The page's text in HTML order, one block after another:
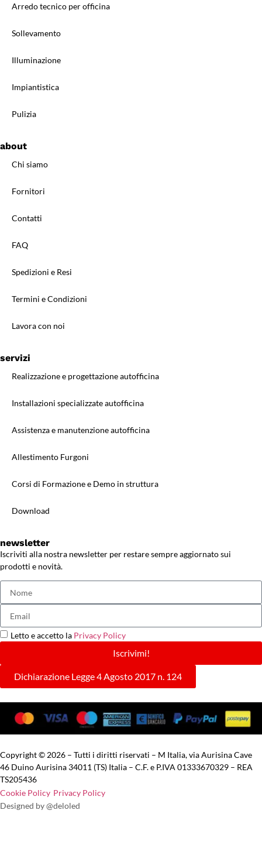
Arredo tecnico per officina
Sollevamento
Illuminazione
Impiantistica
Pulizia
about
Chi siamo
Fornitori
Contatti
FAQ
Spedizioni e Resi
Termini e Condizioni
Lavora con noi
servizi
Realizzazione e progettazione autofficina
Installazioni specializzate autofficina
Assistenza e manutenzione autofficina
Allestimento Furgoni
Corsi di Formazione e Demo in struttura
Download
newsletter
Iscriviti alla nostra newsletter per restare sempre aggiornato sui
prodotti e novità.
Letto e accetto la Privacy Policy
Iscrivimi!
Dichiarazione Legge 4 Agosto 2017 n. 124
Copyright © 2026 – Tutti i diritti riservati – M Italia, via Aurisina Cave
46 Duino Aurisina 34011 (TS) Italia – C.F. e P.IVA 01333670329 – REA
TS205436
Cookie Policy Privacy Policy
Designed by @deloled